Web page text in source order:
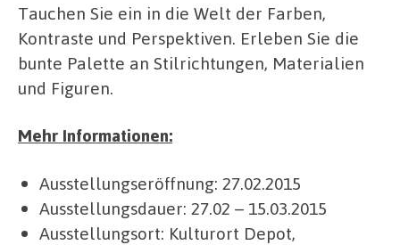
Tauchen Sie ein in die Welt der Farben,
Kontraste und Perspektiven. Erleben Sie die
bunte Palette an Stilrichtungen, Materialien
und Figuren.
Mehr Informationen:
Ausstellungseröffnung: 27.02.2015
Ausstellungsdauer: 27.02 – 15.03.2015
Ausstellungsort: Kulturort Depot,